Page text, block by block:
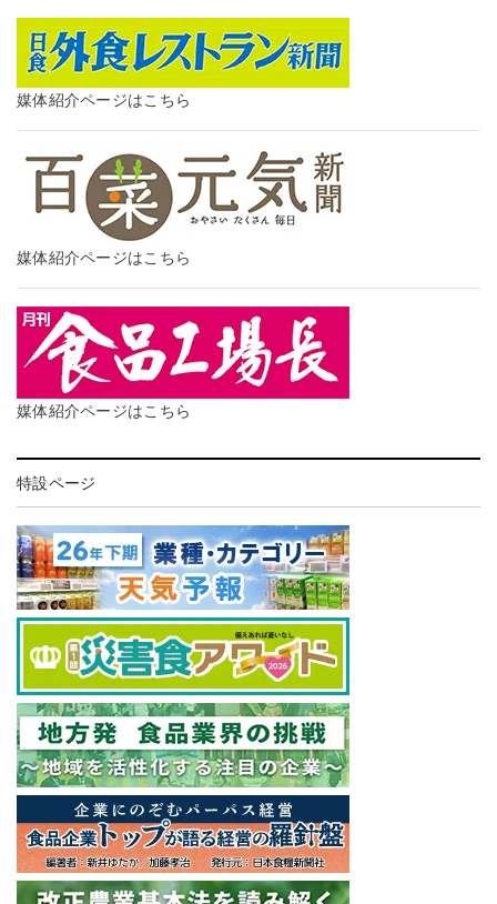
媒体紹介ページはこちら
媒体紹介ページはこちら
媒体紹介ページはこちら
特設ページ